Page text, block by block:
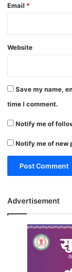
Email *
Website
Save my name,
time I comment.
Notify me of
Notify me of new
Advertisement